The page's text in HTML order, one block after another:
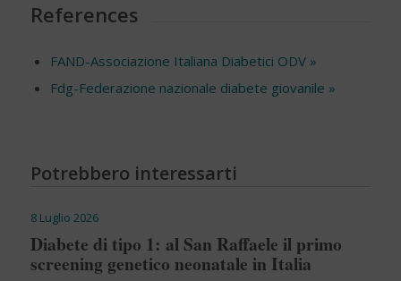
References
FAND-Associazione Italiana Diabetici ODV »
Fdg-Federazione nazionale diabete giovanile »
Potrebbero interessarti
8 Luglio 2026
Diabete di tipo 1: al San Raffaele il primo
screening genetico neonatale in Italia